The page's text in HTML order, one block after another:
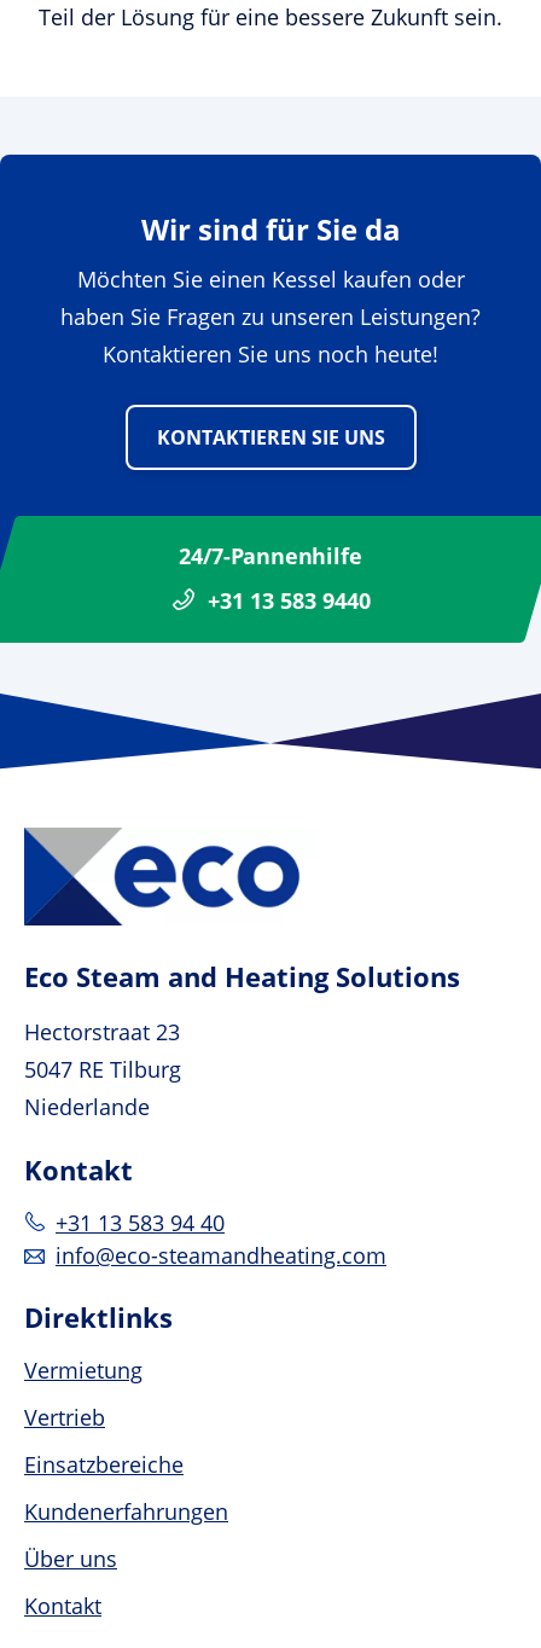
Teil der Lösung für eine bessere Zukunft sein.
Wir sind für Sie da
Möchten Sie einen Kessel kaufen oder
haben Sie Fragen zu unseren Leistungen?
Kontaktieren Sie uns noch heute!
KONTAKTIEREN SIE UNS
24/7-Pannenhilfe
+31 13 583 9440
Eco Steam and Heating Solutions
Hectorstraat 23
5047 RE Tilburg
Niederlande
Kontakt
+31 13 583 94 40
info@eco-steamandheating.com
Direktlinks
Vermietung
Vertrieb
Einsatzbereiche
Kundenerfahrungen
Über uns
Kontakt